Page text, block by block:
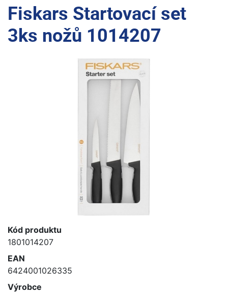
Fiskars Startovací set
3ks nožů 1014207
Kód produktu
1801014207
EAN
6424001026335
Výrobce